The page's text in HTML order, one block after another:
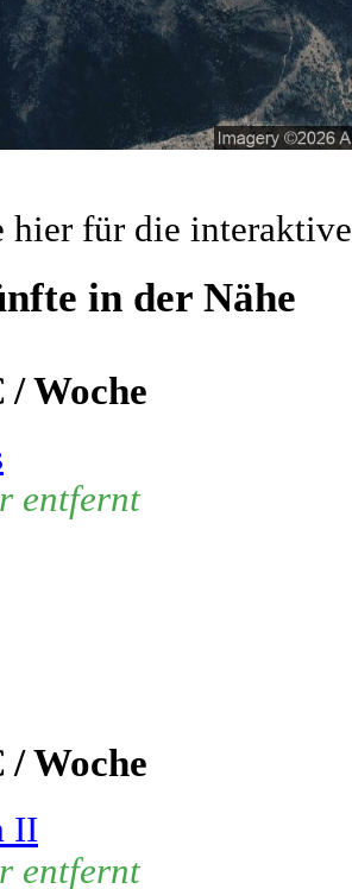
hier für die
in der Nähe
/ Woche
entfernt
/ Woche
II
entfernt